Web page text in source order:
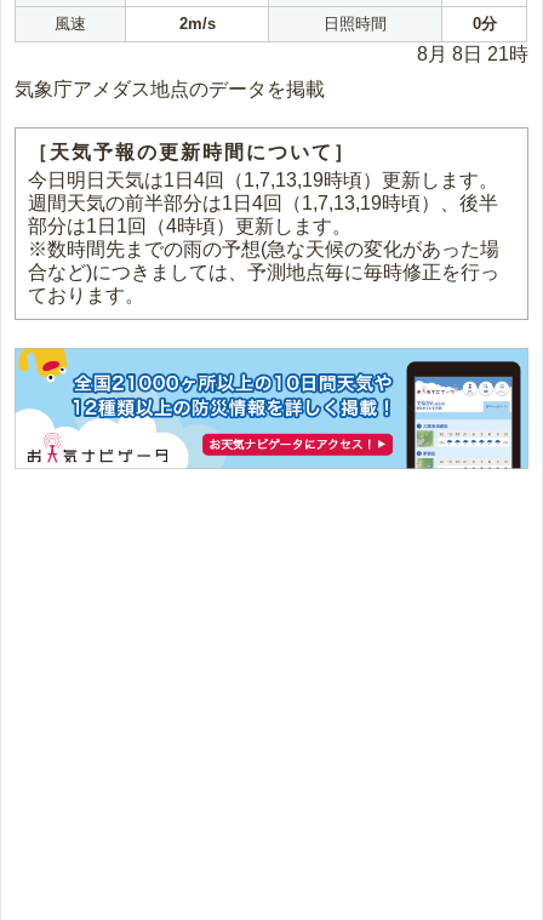
風速
2m/s 日照時間 0分
8月 8日 21時
気象庁アメダス地点のデータを掲載
［天気予報の更新時間について］
今日明日天気は1日4回（1,7,13,19時頃）更新します。
週間天気の前半部分は1日4回（1,7,13,19時頃）、後半
部分は1日1回（4時頃）更新します。
※数時間先までの雨の予想(急な天候の変化があった場
合など)につきましては、予測地点毎に毎時修正を行っ
ております。